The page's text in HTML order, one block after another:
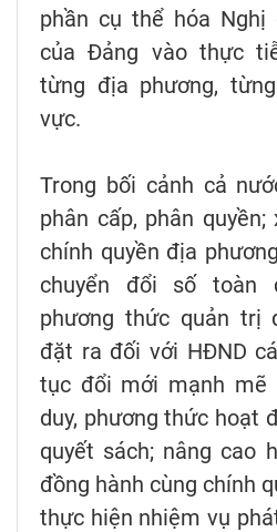
phần cụ thể hóa
của Đảng vào thực
từng địa phương,
vực.
Trong bối cảnh cả
phân cấp, phân
chính quyền địa
chuyển đổi số toàn
phương thức quản trị
đặt ra đối với HĐND
tục đổi mới mạnh mẽ
duy, phương thức hoạt
quyết sách; nâng cao
đồng hành cùng chính
thực hiện nhiệm vụ